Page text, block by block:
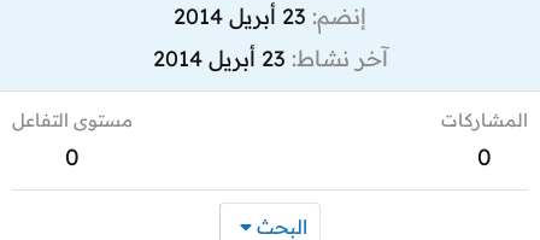
إنضم 23 أبريل 2014
آخر نشاط 23 أبريل 2014
المشاركات
0
مستوى التفاعل
0
البحث